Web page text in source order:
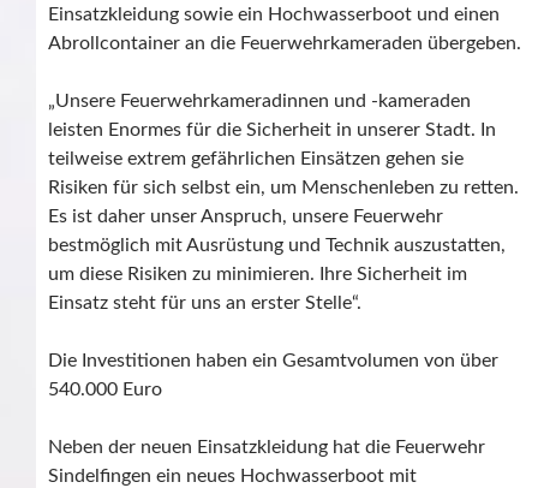
Einsatzkleidung sowie ein Hochwasserboot und einen
Abrollcontainer an die Feuerwehrkameraden übergeben.
„Unsere Feuerwehrkameradinnen und -kameraden
leisten Enormes für die Sicherheit in unserer Stadt. In
teilweise extrem gefährlichen Einsätzen gehen sie
Risiken für sich selbst ein, um Menschenleben zu retten.
Es ist daher unser Anspruch, unsere Feuerwehr
bestmöglich mit Ausrüstung und Technik auszustatten,
um diese Risiken zu minimieren. Ihre Sicherheit im
Einsatz steht für uns an erster Stelle“.
Die Investitionen haben ein Gesamtvolumen von über
540.000 Euro
Neben der neuen Einsatzkleidung hat die Feuerwehr
Sindelfingen ein neues Hochwasserboot mit